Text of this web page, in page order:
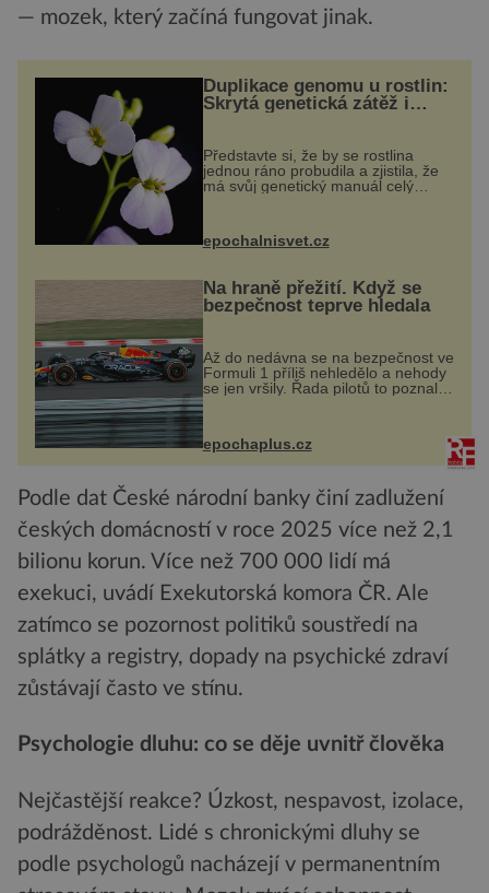
— mozek, který začíná fungovat jinak.
Duplikace genomu u rostlin:
Skrytá genetická zátěž i
Představte si, že by se rostlina
jednou ráno probudila a zjistila, že
má svůj genetický manuál celý
výzkumu to může být pro druhy
vstupenka...
epochalnisvet.cz
Na hraně přežití. Když se
bezpečnost teprve hledala
Až do nedávna se na bezpečnost ve
Formuli 1 příliš nehledělo a nehody
se jen vršily. Řada pilotů to poznala
na vlastní kůži, často s trvalými
následky nebo bohužel i ztrátou
života. Dnes nepochopiteln...
epochaplus.cz
Podle dat České národní banky činí zadlužení
českých domácností v roce 2025 více než 2,1
bilionu korun. Více než 700 000 lidí má
exekuci, uvádí Exekutorská komora ČR. Ale
zatímco se pozornost politiků soustředí na
splátky a registry, dopady na psychické zdraví
zůstávají často ve stínu.
Psychologie dluhu: co se děje uvnitř člověka
Nejčastější reakce? Úzkost, nespavost, izolace,
podrážděnost. Lidé s chronickými dluhy se
podle psychologů nacházejí v permanentním